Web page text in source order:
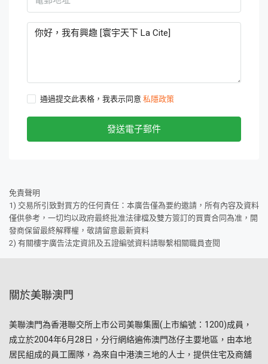
通過提交此表格，我表示同意 私隱政策
發送電子郵件
免責聲明
1) 交易所引致對買方的任何責任：本廣告僅為要約邀請，所有內容及資料
僅供參考，一切均以政府最終批准法律檔及雙方簽訂的買賣合同為准，開
發商保留最終解釋權，敬請留意最新資料
2) 有關樓宇廣告法定資訊及五證編號資料請聯繫相關職員查閱
關於美聯澳門
美聯澳門為香港聯交所上市公司美聯集團(上市編號：1200)成員，
成立於2004年6月28日，分行網絡遍佈澳門氹仔主要地區，由本地
居民組成的員工團隊，為來自中港澳三地的人士，提供住宅及商舖